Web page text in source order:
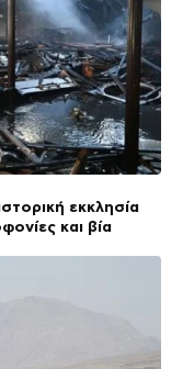
εκκλησία
και βία